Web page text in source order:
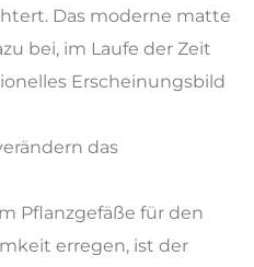
Das moderne matte
bei, im Laufe der Zeit
Erscheinungsbild
das
Pflanzgefäße für den
erregen, ist der